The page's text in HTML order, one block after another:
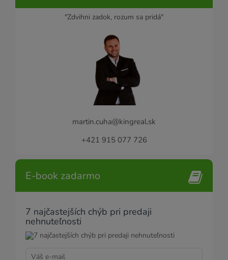
"Zdvihni zadok, rozum sa pridá"
martin.cuha@kingreal.sk
+421 915 077 726
E-book zadarmo
7 najčastejších chýb pri predaji
nehnuteľnosti